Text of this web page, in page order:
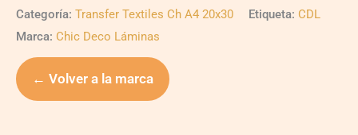
Categoría: Transfer Textiles Ch A4 20x30 Etiqueta: CDL
Marca: Chic Deco Láminas
← Volver a la marca